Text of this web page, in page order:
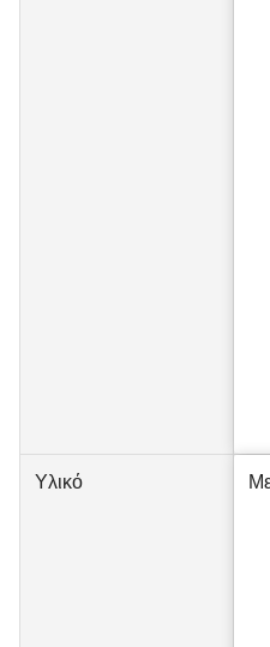
Υλικό